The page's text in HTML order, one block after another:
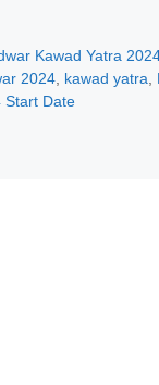
Kawad Yatra
2024 kawad yatra
Start Date